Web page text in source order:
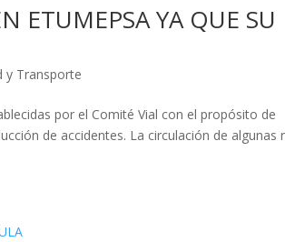
ETUMEPSA YA QUE SU
y Transporte
por el Comité Vial con el propósito de
de accidentes. La circulación de algunas